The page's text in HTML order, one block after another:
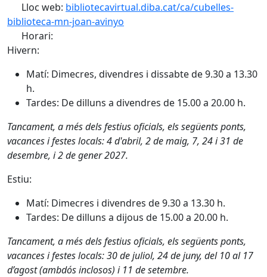
Lloc web: bibliotecavirtual.diba.cat/ca/cubelles-
biblioteca-mn-joan-avinyo
Horari:
Hivern:
Matí: Dimecres, divendres i dissabte de 9.30 a 13.30
h.
Tardes: De dilluns a divendres de 15.00 a 20.00 h.
Tancament, a més dels festius oficials, els següents ponts,
vacances i festes locals: 4 d'abril, 2 de maig, 7, 24 i 31 de
desembre, i 2 de gener 2027.
Estiu:
Matí: Dimecres i divendres de 9.30 a 13.30 h.
Tardes: De dilluns a dijous de 15.00 a 20.00 h.
Tancament, a més dels festius oficials, els següents ponts,
vacances i festes locals: 30 de juliol, 24 de juny, del 10 al 17
d’agost (ambdós inclosos) i 11 de setembre.